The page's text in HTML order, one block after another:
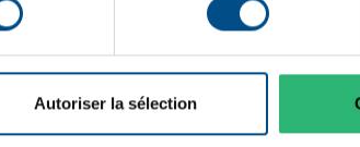
Autoriser la sélection
P2000
Taille du stockage des
Connectique: